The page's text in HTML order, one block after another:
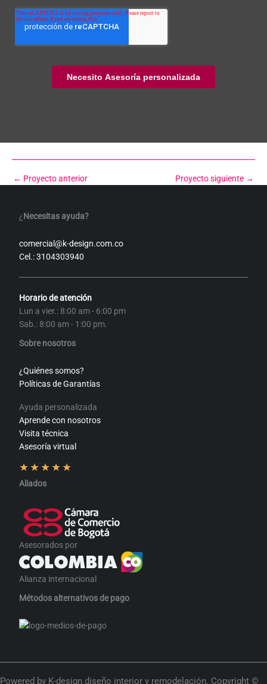
← Proyecto anterior Proyecto siguiente →
¿ Necesitas ayuda?
comercial@k-design.com.co
Cel.: 3104303940
Horario de atención
Lun a vier.: 8:00 am - 6:00 pm
Sab.: 8:00 am - 1:00 pm.
Sobre nosotros
¿Quiénes somos?
Políticas de Garantías
Ayuda personalizada
Aprende con nosotros
Visita técnica
Asesoría virtual
★★★★★
Aliados
Asesorados por
Alianza internacional
Métodos alternativos de pago
Powered by K-design diseño interior y remodelación. Copyright ©